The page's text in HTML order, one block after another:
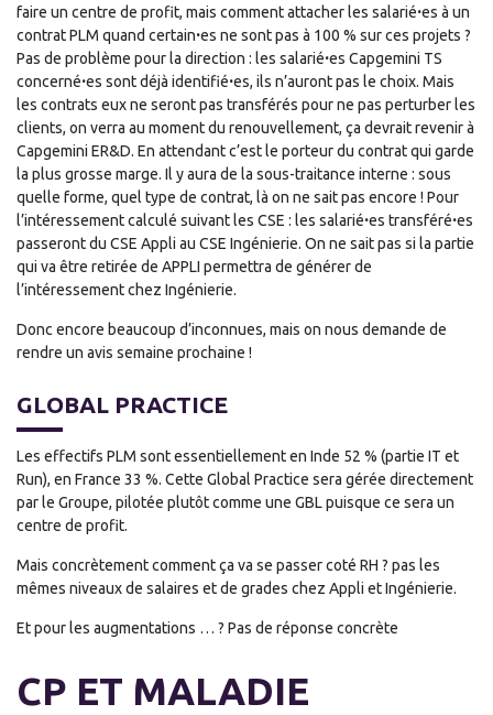
faire un centre de profit, mais comment attacher les salariéꞏes à un
contrat PLM quand certainꞏes ne sont pas à 100 % sur ces projets ?
Pas de problème pour la direction : les salariéꞏes Capgemini TS
concernéꞏes sont déjà identifiéꞏes, ils n’auront pas le choix. Mais
les contrats eux ne seront pas transférés pour ne pas perturber les
clients, on verra au moment du renouvellement, ça devrait revenir à
Capgemini ER&D. En attendant c’est le porteur du contrat qui garde
la plus grosse marge. Il y aura de la sous-traitance interne : sous
quelle forme, quel type de contrat, là on ne sait pas encore ! Pour
l’intéressement calculé suivant les CSE : les salariéꞏes transféréꞏes
passeront du CSE Appli au CSE Ingénierie. On ne sait pas si la partie
qui va être retirée de APPLI permettra de générer de
l’intéressement chez Ingénierie.
Donc encore beaucoup d’inconnues, mais on nous demande de
rendre un avis semaine prochaine !
GLOBAL PRACTICE
Les effectifs PLM sont essentiellement en Inde 52 % (partie IT et
Run), en France 33 %. Cette Global Practice sera gérée directement
par le Groupe, pilotée plutôt comme une GBL puisque ce sera un
centre de profit.
Mais concrètement comment ça va se passer coté RH ? pas les
mêmes niveaux de salaires et de grades chez Appli et Ingénierie.
Et pour les augmentations … ? Pas de réponse concrète
CP ET MALADIE